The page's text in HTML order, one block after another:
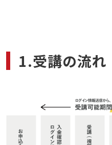
1.受講の流れ